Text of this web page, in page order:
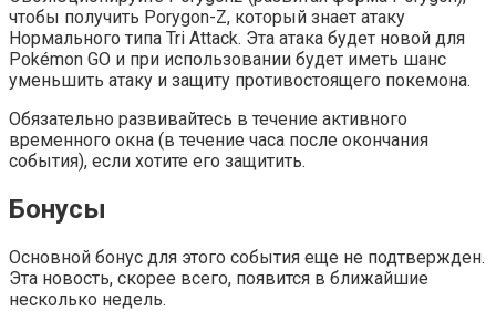
чтобы получить Porygon-Z, который знает атаку
Нормального типа Tri Attack. Эта атака будет новой для
Pokémon GO и при использовании будет иметь шанс
уменьшить атаку и защиту противостоящего покемона.
Обязательно развивайтесь в течение активного
временного окна (в течение часа после окончания
события), если хотите его защитить.
Бонусы
Основной бонус для этого события еще не подтвержден.
Эта новость, скорее всего, появится в ближайшие
несколько недель.